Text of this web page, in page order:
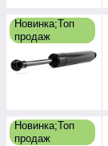
Новинка;Топ
продаж
Новинка;Топ
продаж